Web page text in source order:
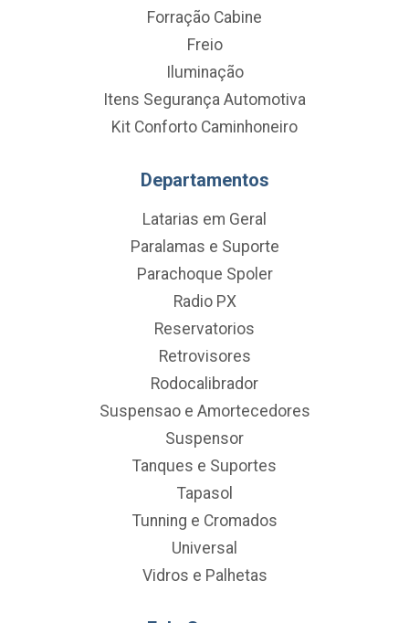
Forração Cabine
Freio
Iluminação
Itens Segurança Automotiva
Kit Conforto Caminhoneiro
Departamentos
Latarias em Geral
Paralamas e Suporte
Parachoque Spoler
Radio PX
Reservatorios
Retrovisores
Rodocalibrador
Suspensao e Amortecedores
Suspensor
Tanques e Suportes
Tapasol
Tunning e Cromados
Universal
Vidros e Palhetas